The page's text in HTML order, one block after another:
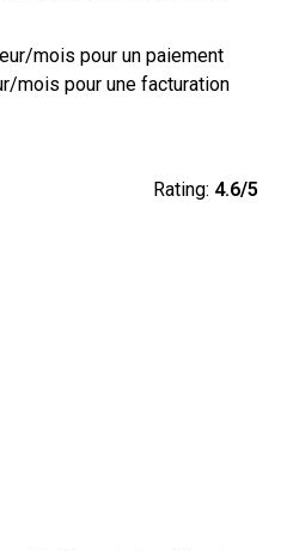
mois pour un paiement
mois pour une facturation
Rating: 4.6/5